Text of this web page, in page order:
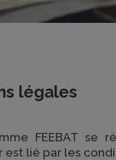
légales
FEEBAT
est lié par les